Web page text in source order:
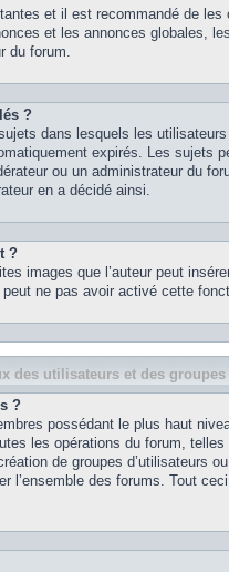
et il est recommandé de
et les annonces globales,
du forum.
?
dans lesquels les
expirés. Les sujets
ou un administrateur du
en a décidé ainsi.
?
images que l’auteur peut
peut ne pas avoir activé cette
des utilisateurs et des
?
possédant le plus haut
les opérations du forum,
de groupes d’utilisateurs
l’ensemble des forums. Tout